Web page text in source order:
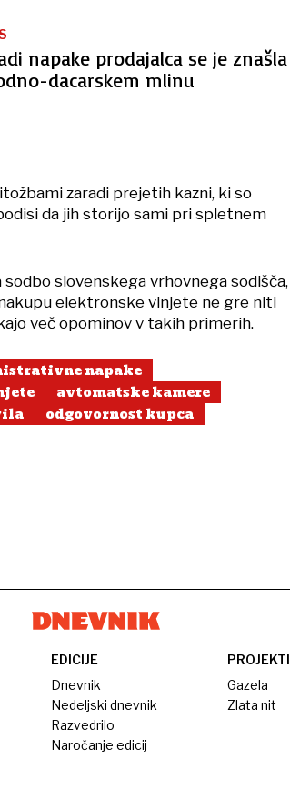
napake prodajalca se je znašla
dacarskem mlinu
zaradi prejetih kazni, ki so
da jih storijo sami pri spletnem
slovenskega vrhovnega sodišča,
elektronske vinjete ne gre niti
več opominov v takih primerih.
napake
avtomatske kamere
odgovornost kupca
EDICIJE
Dnevnik
Nedeljski dnevnik
Razvedrilo
Naročanje edicij
PROJEKTI
Gazela
Zlata nit